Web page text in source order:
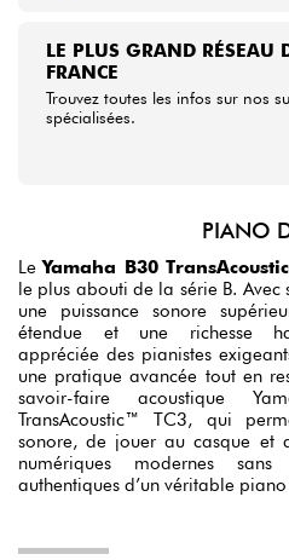
LE PLUS GRAND RÉSEAU
FRANCE
Trouvez toutes les infos sur nos
spécialisées.
PIANO
LeYamaha B30
le plus abouti de la série B.
une puissance sonore
étendue et une richesse
appréciée des pianistes
une pratique avancée tout en
savoir-faire acoustique
TransAcoustic™ TC3, qui
sonore, de jouer au casque et
numériques modernes
authentiques d’un véritable